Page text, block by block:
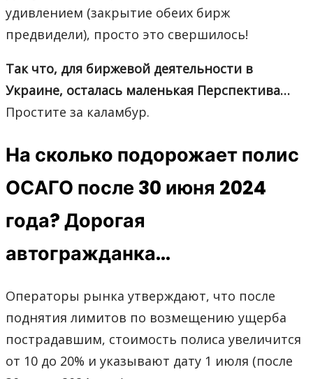
удивлением (закрытие обеих бирж
предвидели), просто это свершилось!
Так что, для биржевой деятельности в
Украине, осталась маленькая Перспектива…
Простите за каламбур.
На сколько подорожает полис
ОСАГО после 30 июня 2024
года? Дорогая
автогражданка…
Операторы рынка утверждают, что после
поднятия лимитов по возмещению ущерба
пострадавшим, стоимость полиса увеличится
от 10 до 20% и указывают дату 1 июля (после